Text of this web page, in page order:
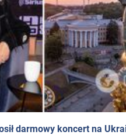
darmowy koncert na